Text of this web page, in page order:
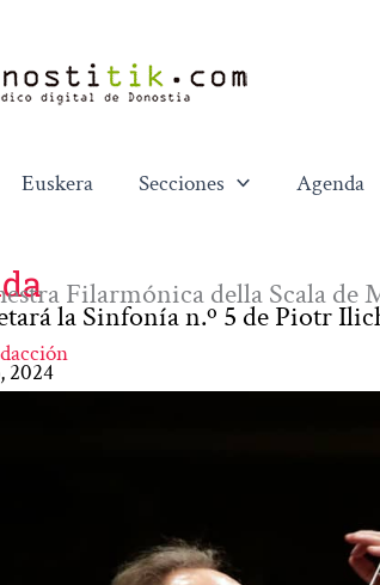
Euskera Secciones Agenda
Filarmónica della Scala
la Sinfonía n.º 5 de Piotr
2024